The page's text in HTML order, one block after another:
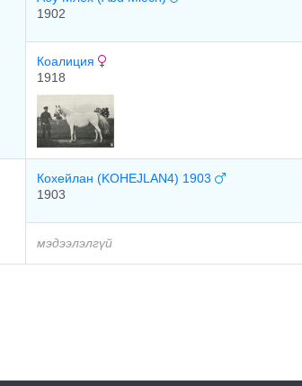
1902
Коалиция
1918
Кохейлан (KOHEJLAN4) 1903
1903
мэдээлэлгүй